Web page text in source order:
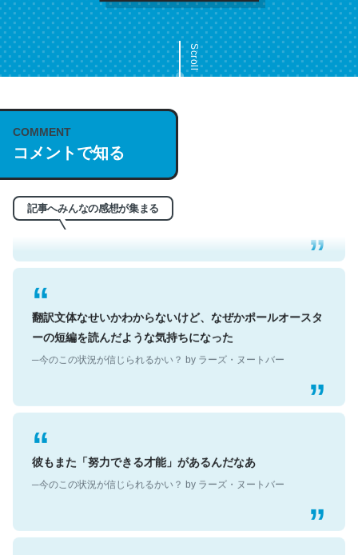
Scroll
COMMENT
コメントで知る
記事へみんなの感想が集まる
これは名文。彼はとてもクレバーなんだろうなと凄く思
う。英語少しでも読める人は原文もお勧め。自分はこの流
─今のこの状況が信じられるかい？ by ラーズ・ヌートバー
翻訳文体なせいかわからないけど、なぜかポールオースタ
ーの短編を読んだような気持ちになった
彼もまた「努力できる才能」があるんだなあ